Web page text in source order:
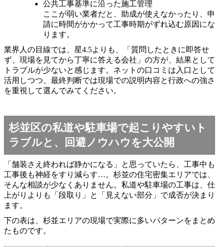
公共工事基準に沿った施工管理
ここが弱い業者だと、助成が使えなかったり、申
請に時間がかかって工事時期がずれ込む原因にな
ります。
業界人の目線では、星4.5よりも、「質問したときに即答せ
ず、現場を見てから丁寧に答える会社」の方が、結果として
トラブルが少ないと感じます。ネットの口コミは入口として
活用しつつ、最終判断では現場での説明内容と行政への強さ
を重視して選んでみてください。
杉並区の私道や駐車場で起こりやすいト
ラブルと、回避ノウハウを大公開
「舗装さえ終われば静かになる」と思っていたら、工事中も
工事後も神経をすり減らす…。杉並の住宅密集エリアでは、
そんな相談が少なくありません。私道や駐車場の工事は、仕
上がりよりも「段取り」と「見えない部分」で成否が決まり
ます。
下の表は、杉並エリアの現場で実際に多いパターンをまとめ
たものです。